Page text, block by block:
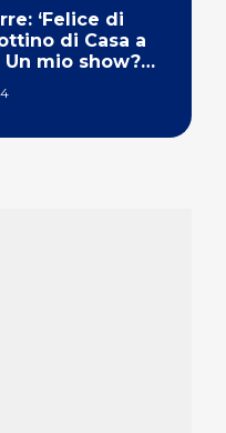
‘Felice di
di Casa a
Un mio show?